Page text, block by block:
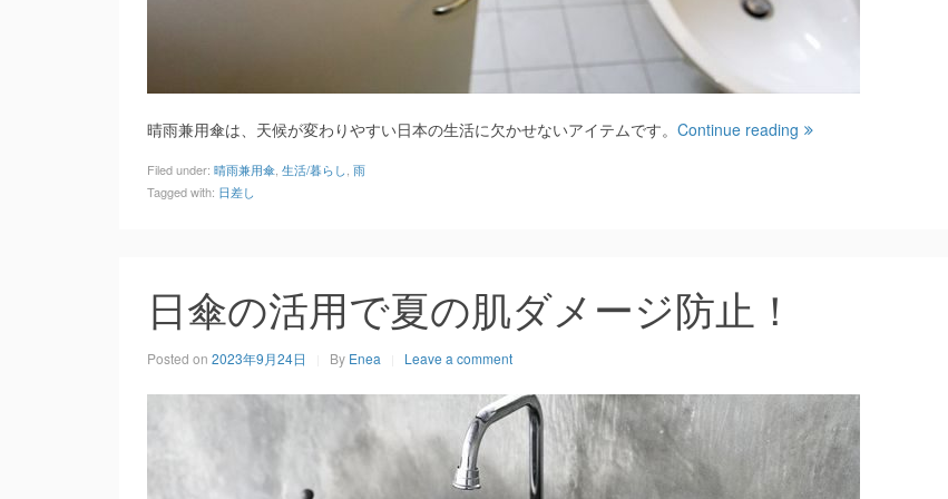
晴雨兼用傘は、天候が変わりやすい日本の生活に欠かせないアイテムです。 Continue reading
Filed under: 晴雨兼用傘 生活/暮らし 雨
Tagged with: 日差し
日傘の活用で夏の肌ダメージ防止！
Posted on 2023年9月24日 By Enea Leave a comment